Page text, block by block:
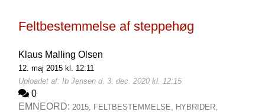
Feltbestemmelse af steppehøg
Klaus Malling Olsen
12. maj 2015 kl. 12:11
Uploadet af: Ib Jensen d. 3. dec. 2020 kl. 12:15
0
EMNEORD: 2015, FELTBESTEMMELSE, HYBRIDER,